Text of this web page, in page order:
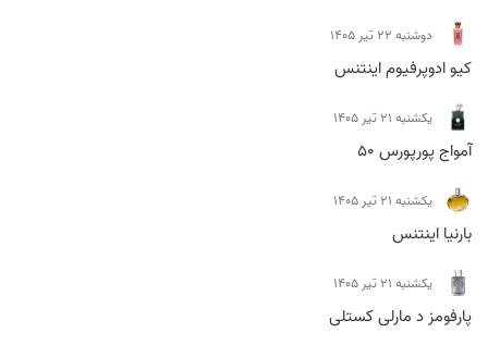
دوشنبه 22 تیر 1405
کیو ادوپرفیوم اینتنس
يكشنبه 21 تیر 1405
آمواج پورپورس 50
يكشنبه 21 تیر 1405
بارنیا اینتنس
يكشنبه 21 تیر 1405
پارفومز د مارلی کستلی